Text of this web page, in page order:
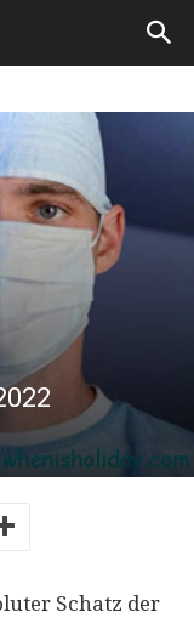
Schatz der